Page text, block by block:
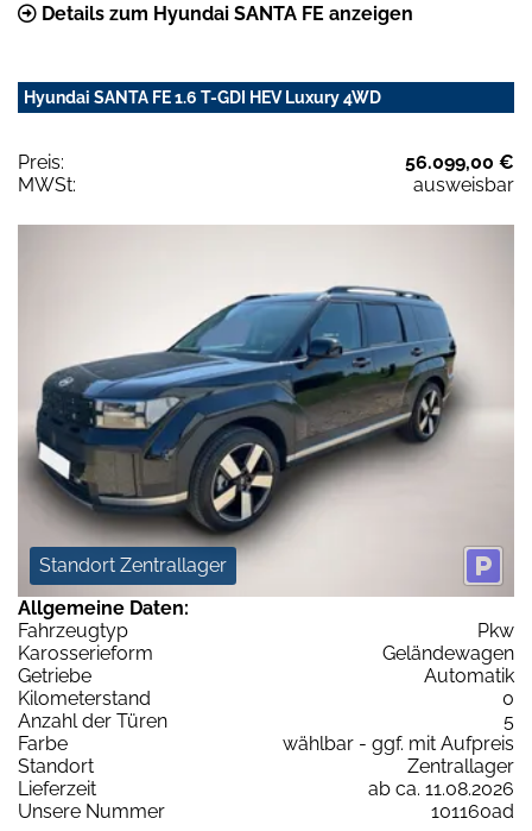
Details zum Hyundai SANTA FE anzeigen
Hyundai SANTA FE 1.6 T-GDI HEV Luxury 4WD
Preis:
56.099,00 €
MWSt:
ausweisbar
Standort Zentrallager
Allgemeine Daten:
Fahrzeugtyp
Pkw
Karosserieform
Geländewagen
Getriebe
Automatik
Kilometerstand
0
Anzahl der Türen
5
Farbe
wählbar - ggf. mit Aufpreis
Standort
Zentrallager
Lieferzeit
ab ca. 11.08.2026
Unsere Nummer
101160ad